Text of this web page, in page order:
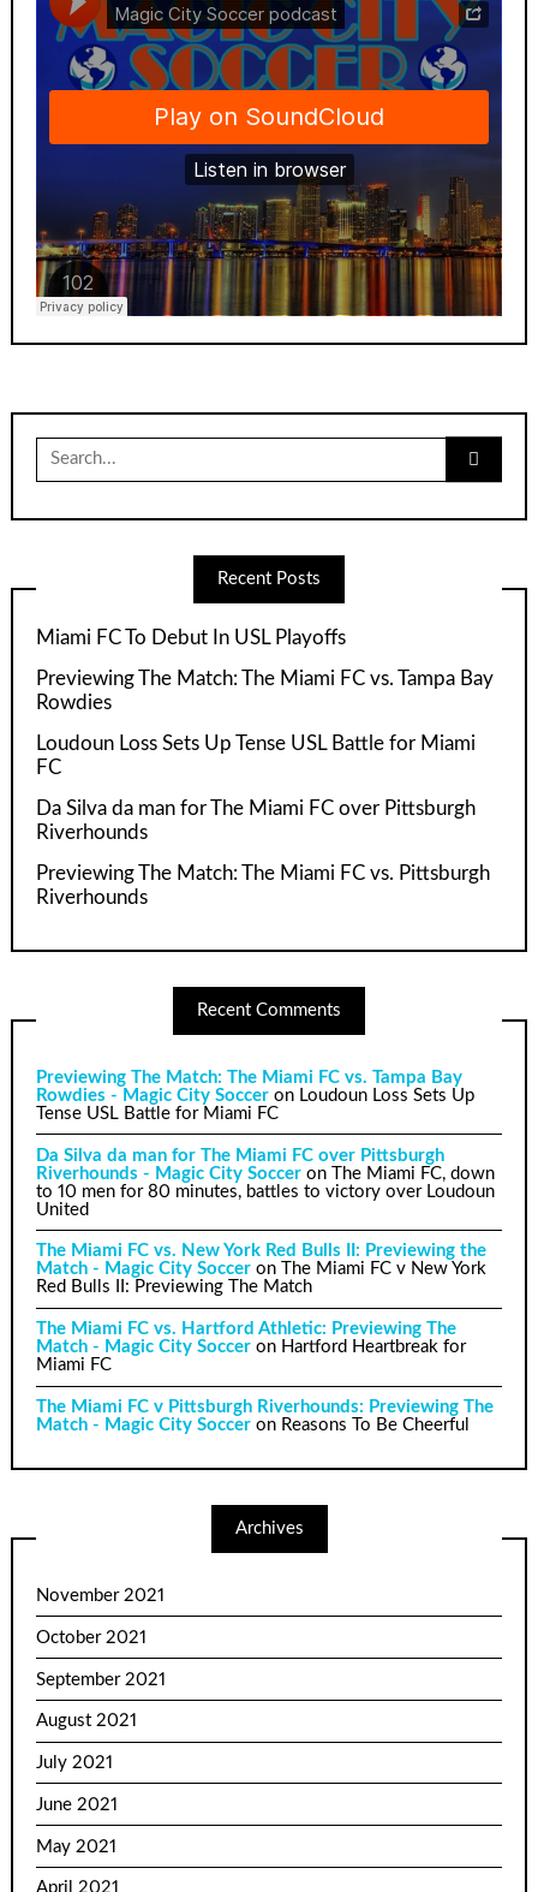
Search
for:
Recent Posts
Miami FC To Debut In USL Playoffs
Previewing The Match: The Miami FC vs. Tampa Bay
Rowdies
Loudoun Loss Sets Up Tense USL Battle for Miami
FC
Da Silva da man for The Miami FC over Pittsburgh
Riverhounds
Previewing The Match: The Miami FC vs. Pittsburgh
Riverhounds
Recent Comments
Previewing The Match: The Miami FC vs. Tampa Bay
Rowdies - Magic City Soccer on Loudoun Loss Sets Up
Tense USL Battle for Miami FC
Da Silva da man for The Miami FC over Pittsburgh
Riverhounds - Magic City Soccer onThe Miami FC, down
to 10 men for 80 minutes, battles to victory over Loudoun
United
The Miami FC vs. New York Red Bulls II: Previewing the
Match - Magic City Soccer on
The Miami FC v New York
Red Bulls II: Previewing The Match
The Miami FC vs. Hartford Athletic: Previewing The
Match - Magic City Soccer on Hartford Heartbreak for
Miami FC
The Miami FC v Pittsburgh Riverhounds: Previewing The
Match - Magic City Soccer on Reasons To Be Cheerful
Archives
November 2021
October 2021
September 2021
August 2021
July 2021
June 2021
May 2021
April 2021